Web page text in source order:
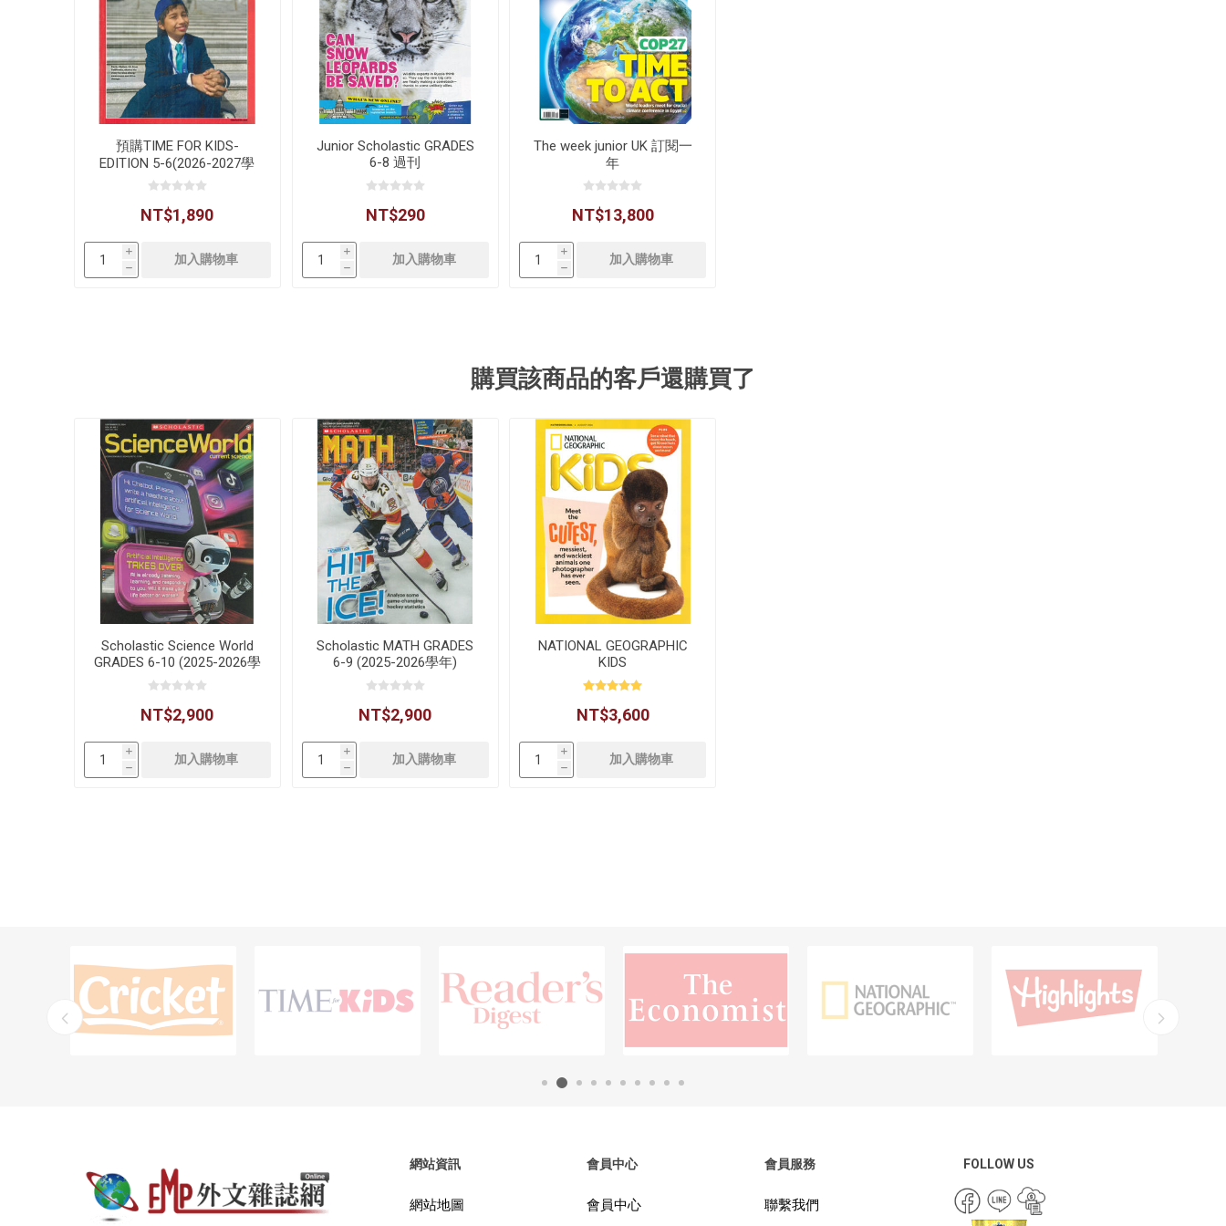
預購TIME FOR KIDS-
EDITION 5-6(2026-2027學
年)
NT$1,890
i
h
Junior Scholastic GRADES
6-8 過刊
NT$290
i
h
The week junior UK 訂閱一
年
NT$13,800
i
h
購買該商品的客戶還購買了
Scholastic Science World
GRADES 6-10 (2025-2026學
年)
NT$2,900
i
h
Scholastic MATH GRADES
6-9 (2025-2026學年)
NT$2,900
i
h
NATIONAL GEOGRAPHIC
KIDS
NT$3,600
i
h
網站資訊
網站地圖
會員中心
會員中心
會員服務
聯繫我們
FOLLOW US